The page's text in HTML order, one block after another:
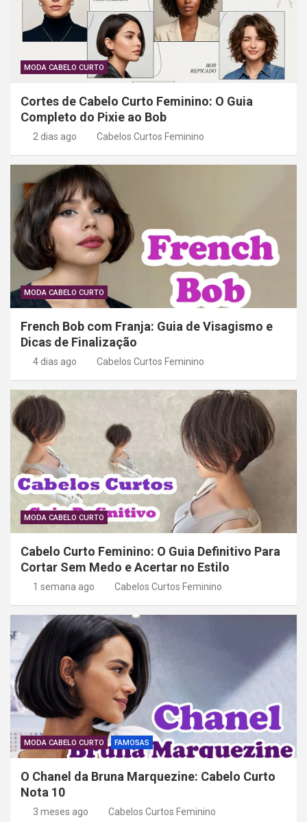
P
MODA CABELO CURTO
Cortes de Cabelo Curto Feminino: O Guia
Completo do Pixie ao Bob
2 dias ago Cabelos Curtos Feminino
MODA CABELO CURTO
French Bob com Franja: Guia de Visagismo e
Dicas de Finalização
4 dias ago Cabelos Curtos Feminino
MODA CABELO CURTO
Cabelo Curto Feminino: O Guia Definitivo Para
Cortar Sem Medo e Acertar no Estilo
1 semana ago Cabelos Curtos Feminino
MODA CABELO CURTO FAMOSAS
O Chanel da Bruna Marquezine: Cabelo Curto
Nota 10
3 meses ago Cabelos Curtos Feminino